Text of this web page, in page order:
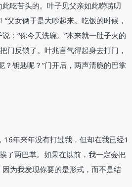
吃苦头的。叶子见父亲如此唠唠叨
父女俩于是大吵起来。吃饭的时候，
：“你今天洗碗。”本来就一肚子火的
门反锁了。叶兆言气得起身去打门，
钥匙呢？”门开后，两声清脆的巴掌
年来年没有打过我，但却在我已经1
了两巴掌。如果在以前，我一定会把
为我发现你要的是形式，而不是结